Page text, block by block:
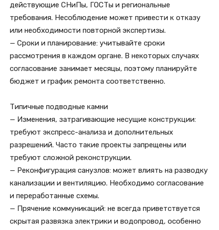
действующие СНиПы, ГОСТы и региональные
требования. Несоблюдение может привести к отказу
или необходимости повторной экспертизы.
— Сроки и планирование: учитывайте сроки
рассмотрения в каждом органе. В некоторых случаях
согласование занимает месяцы, поэтому планируйте
бюджет и график ремонта соответственно.
Типичные подводные камни
— Изменения, затрагивающие несущие конструкции:
требуют экспресс-анализа и дополнительных
разрешений. Часто такие проекты запрещены или
требуют сложной реконструкции.
— Реконфигурация санузлов: может влиять на разводку
канализации и вентиляцию. Необходимо согласование
и переработанные схемы.
— Прячение коммуникаций: не всегда приветствуется
скрытая развязка электрики и водопровод, особенно